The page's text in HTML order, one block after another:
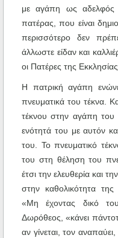
με αγάπη ως αδελφός
πατέρας, που είναι
περισσότερο δεν
άλλωστε είδαν και
οι Πατέρες της
Η πατρική αγάπη
πνευματικά του τέκνα.
τέκνου στην αγάπη του
ενότητά του με αυτόν
του. Το πνευματικό
του στη θέληση του
έτσι την ελευθερία και
στην καθολικότητα
«Μη έχοντας δικό
Δωρόθεος, «κάνει
αν γίνεται, τον